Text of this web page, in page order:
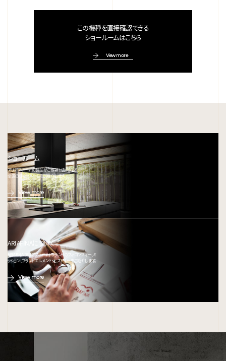
この機種を直接確認できる
ショールームはこちら
View more
ショールーム
アリアフィーナの製品がご確認いただける、
全国のショールームをご紹介します。
View more
ARIAFINAについて
ARIAFINA(アリアフィーナ) ブランドのフィロソフィー、ミ
ッション、ブランドエレメント、ヒストリーをご紹介します。
View more